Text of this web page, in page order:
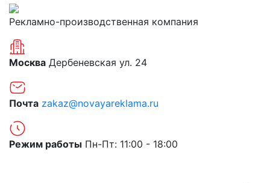
Рекламно-производственная компания
Москва Дербеневская ул. 24
Почта zakaz@novayareklama.ru
Режим работы Пн-Пт: 11:00 - 18:00